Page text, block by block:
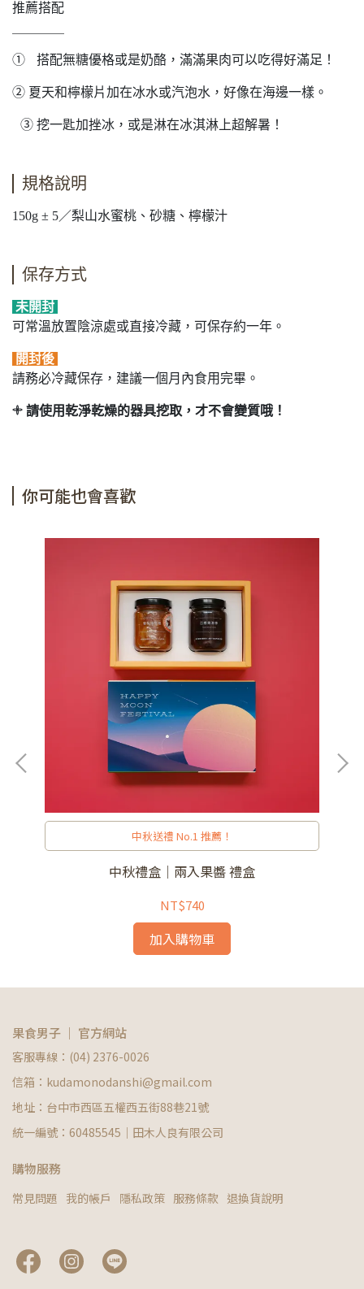
推薦搭配
① 搭配無糖優格或是奶酪，滿滿果肉可以吃得好滿足！
② 夏天和檸檬片加在冰水或汽泡水，好像在海邊一樣。
③ 挖一匙加挫冰，或是淋在冰淇淋上超解暑！
規格說明
150g ± 5／梨山水蜜桃、砂糖、檸檬汁
保存方式
未開封
可常溫放置陰涼處或直接冷藏，可保存約一年。
開封後
請務必冷藏保存，建議一個月內食用完畢。
𓇬 請使用乾淨乾燥的器具挖取，才不會變質哦！
你可能也會喜歡
中秋送禮 No.1 推薦！
中秋禮盒｜兩入果醬 禮盒
NT$740
加入購物車
果食男子 ｜ 官方網站
客服專線：(04) 2376-0026
信箱：kudamonodanshi@gmail.com
地址：台中市西區五權西五街88巷21號
統一編號：60485545｜田木人良有限公司
購物服務
常見問題 我的帳戶 隱私政策 服務條款 退換貨說明